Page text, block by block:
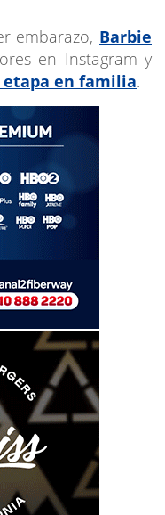
embarazo, Barbie
en Instagram y
etapa en familia.